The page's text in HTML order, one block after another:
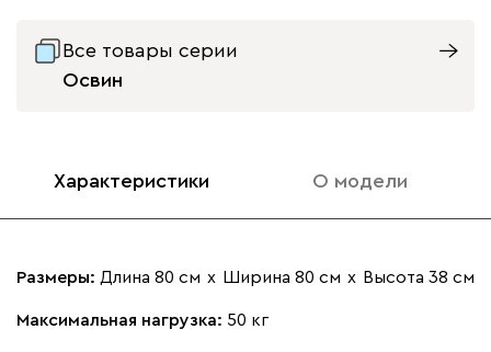
Все товары серии
Освин
Характеристики О модели
Размеры: Длина 80 см х Ширина 80 см х Высота 38 см
Максимальная нагрузка: 50 кг